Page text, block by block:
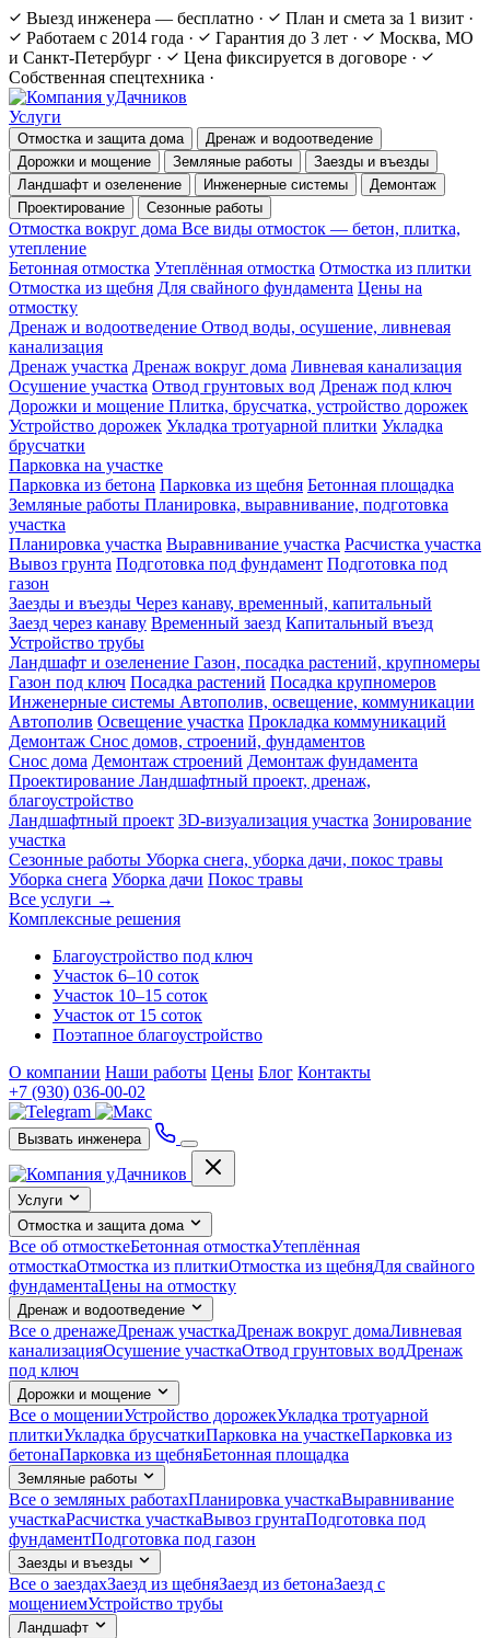
Выезд инженера — бесплатно · План и смета за 1 визит ·
Работаем с 2014 года · Гарантия до 3 лет ·
Москва, МО
и Санкт-Петербург · Цена фиксируется в договоре ·
Собственная спецтехника ·
Услуги
Отмостка и защита дома
Дренаж и водоотведение
Дорожки и мощение
Земляные работы
Заезды и въезды
Ландшафт и озеленение
Инженерные системы
Демонтаж
Проектирование
Сезонные работы
Отмостка вокруг дома Все виды отмосток — бетон, плитка,
утепление
Бетонная отмостка Утеплённая отмостка Отмостка из плитки
Отмостка из щебня Для свайного фундамента Цены на
отмостку
Дренаж и водоотведение Отвод воды, осушение, ливневая
канализация
Дренаж участка Дренаж вокруг дома Ливневая канализация
Осушение участка Отвод грунтовых вод Дренаж под ключ
Дорожки и мощение Плитка, брусчатка, устройство дорожек
Устройство дорожек Укладка тротуарной плитки Укладка
брусчатки
Парковка на участке
Парковка из бетона Парковка из щебня Бетонная площадка
Земляные работы Планировка, выравнивание, подготовка
участка
Планировка участка Выравнивание участка Расчистка участка
Вывоз грунта Подготовка под фундамент Подготовка под
газон
Заезды и въезды Через канаву, временный, капитальный
Заезд через канаву Временный заезд Капитальный въезд
Устройство трубы
Ландшафт и озеленение Газон, посадка растений, крупномеры
Газон под ключ Посадка растений Посадка крупномеров
Инженерные системы Автополив, освещение, коммуникации
Автополив Освещение участка Прокладка коммуникаций
Демонтаж Снос домов, строений, фундаментов
Снос дома Демонтаж строений Демонтаж фундамента
Проектирование Ландшафтный проект, дренаж,
благоустройство
Ландшафтный проект 3D-визуализация участка Зонирование
участка
Сезонные работы Уборка снега, уборка дачи, покос травы
Уборка снега Уборка дачи Покос травы
Все услуги →
Комплексные решения
Благоустройство под ключ
Участок 6–10 соток
Участок 10–15 соток
Участок от 15 соток
Поэтапное благоустройство
О компании Наши работы Цены Блог Контакты
+7 (930) 036-00-02
Вызвать инженера
Услуги
Отмостка и защита дома
Все об отмосткеБетонная отмосткаУтеплённая
отмосткаОтмостка из плиткиОтмостка из щебняДля свайного
фундаментаЦены на отмостку
Дренаж и водоотведение
Все о дренажеДренаж участкаДренаж вокруг домаЛивневая
канализацияОсушение участкаОтвод грунтовых водДренаж
под ключ
Дорожки и мощение
Все о мощенииУстройство дорожекУкладка тротуарной
плиткиУкладка брусчаткиПарковка на участкеПарковка из
бетонаПарковка из щебняБетонная площадка
Земляные работы
Все о земляных работахПланировка участкаВыравнивание
участкаРасчистка участкаВывоз грунтаПодготовка под
фундаментПодготовка под газон
Заезды и въезды
Все о заездахЗаезд из щебняЗаезд из бетонаЗаезд с
мощениемУстройство трубы
Ландшафт